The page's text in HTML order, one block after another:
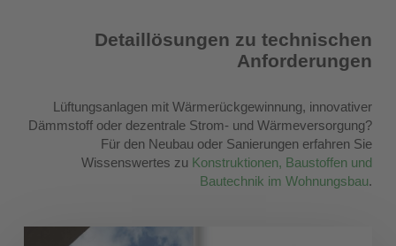
Detaillösungen zu technischen
Anforderungen
Lüftungsanlagen mit Wärmerückgewinnung, innovativer
Dämmstoff oder dezentrale Strom- und Wärmeversorgung?
Für den Neubau oder Sanierungen erfahren Sie
Wissenswertes zu Konstruktionen, Baustoffen und
Bautechnik im Wohnungsbau.